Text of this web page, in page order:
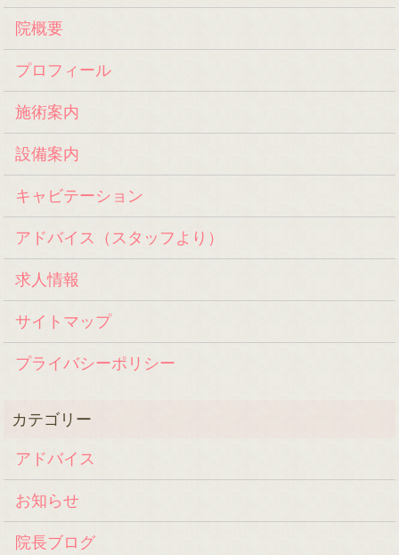
院概要
プロフィール
施術案内
設備案内
キャビテーション
アドバイス（スタッフより）
求人情報
サイトマップ
プライバシーポリシー
アドバイス
お知らせ
院長ブログ